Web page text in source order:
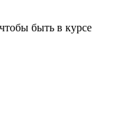
быть в курсе